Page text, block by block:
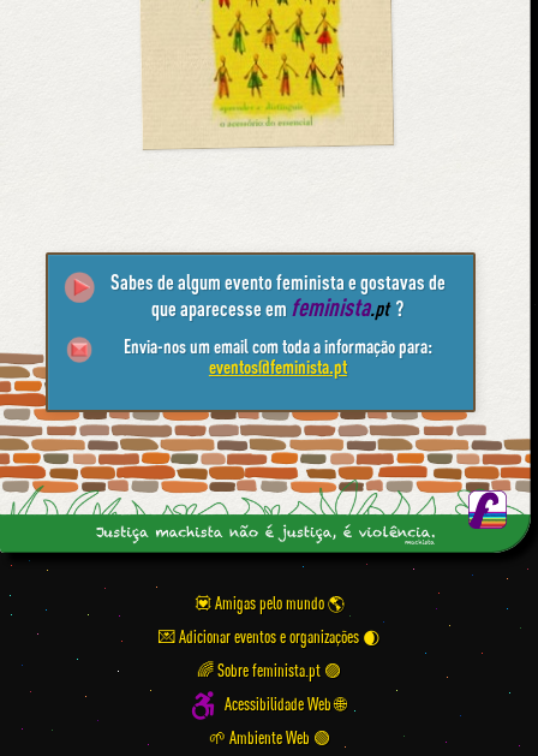
Sabes de algum evento feminista e gostavas de
que aparecesse em feminista.pt ?
Envia-nos um email com toda a informação para:
eventos@feminista.pt
💟 Amigas pelo mundo
💌 Adicionar eventos e organizações
🌈 Sobre feminista.pt 🟣
Acessibilidade Web 🌐
🌱 Ambiente Web 🟢